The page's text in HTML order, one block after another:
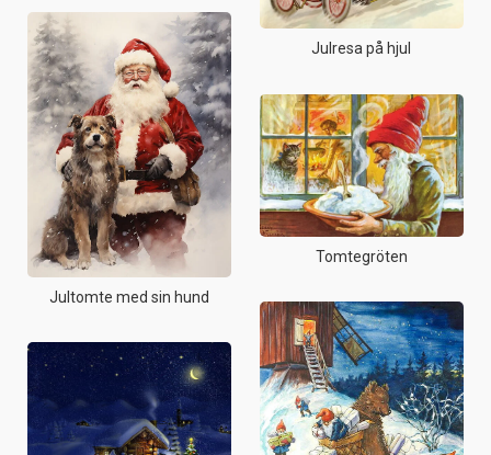
Jultomte med sin hund
Julresa på hjul
Tomtegröten